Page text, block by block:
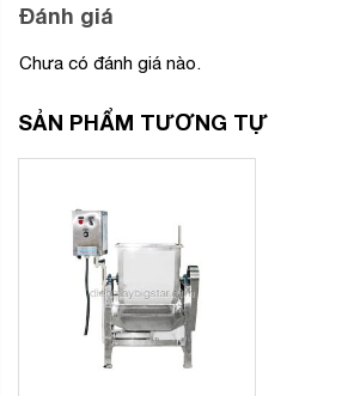
Đánh giá
Chưa có đánh giá nào.
SẢN PHẨM TƯƠNG TỰ